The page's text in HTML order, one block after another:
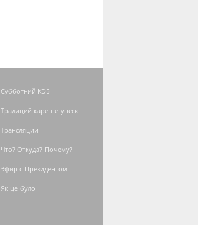
Субботний КЭБ
Традиций каре не унеск
Трансляции
Что? Откуда? Почему?
Эфир с Президентом
Як це було